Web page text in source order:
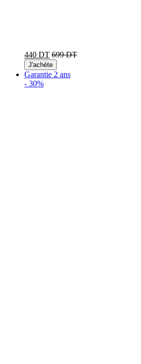
440 DT 699 DT
J'achète
Garantie 2 ans
- 30%